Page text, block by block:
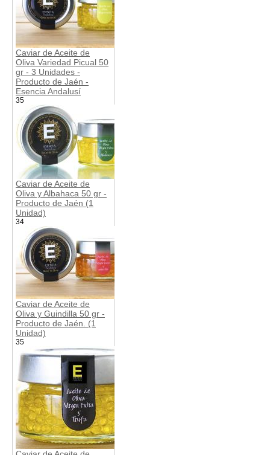
Caviar de Aceite de
Oliva Variedad Picual 50
gr - 3 Unidades -
Producto de Jaén -
Esencia Andalusí
35
Caviar de Aceite de
Oliva y Albahaca 50 gr -
Producto de Jaén (1
Unidad)
34
Caviar de Aceite de
Oliva y Guindilla 50 gr -
Producto de Jaén. (1
Unidad)
35